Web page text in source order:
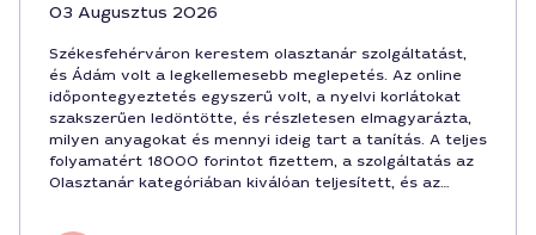
03 Augusztus 2026
Székesfehérváron kerestem olasztanár szolgáltatást,
és Ádám volt a legkellemesebb meglepetés. Az online
időpontegyeztetés egyszerű volt, a nyelvi korlátokat
szakszerűen ledöntötte, és részletesen elmagyarázta,
milyen anyagokat és mennyi ideig tart a tanítás. A teljes
folyamatért 18000 forintot fizettem, a szolgáltatás az
Olasztanár kategóriában kiválóan teljesített, és az